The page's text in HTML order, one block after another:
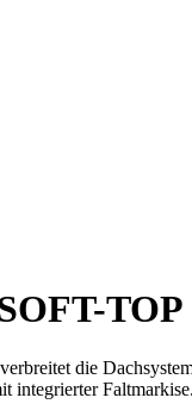
TOP
die
integrierter Faltmarkise.